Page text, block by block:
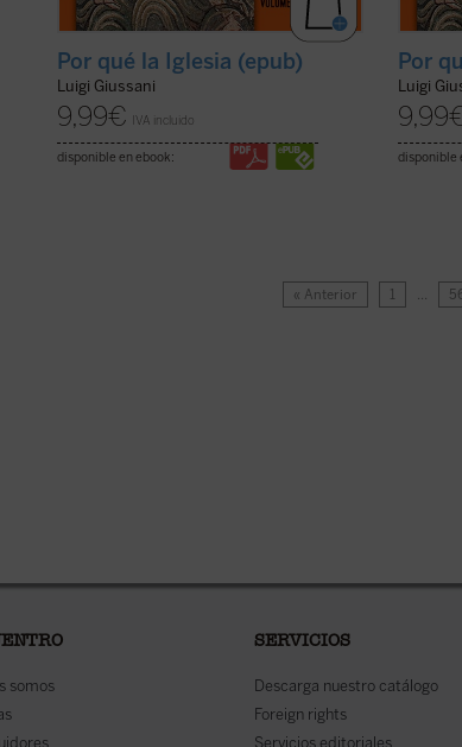
Por qué la Iglesia (epub)
Luigi Giussani
9,99€ IVA incluido
disponible en ebook:
Por
Luigi
9,99
disponible
« Anterior 1 …
somos
SERVICIOS
Descarga nuestro catálogo
Foreign rights
Servicios editoriales